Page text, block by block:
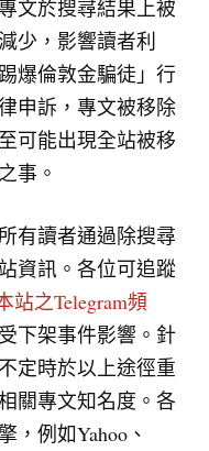
文於搜尋結果上被
少，影響讀者利
爆倫敦金騙徒」行
申訴，專文被移除
可能出現全站被移
事。
所有讀者通過除搜尋
資訊。各位可追蹤
站之Telegram頻
下架事件影響。針
定時於以上途徑重
關專文知名度。各
，例如Yahoo、